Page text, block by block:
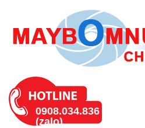
0908.034.836
(zalo)